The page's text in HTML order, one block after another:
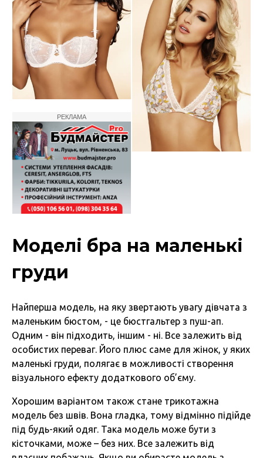
РЕКЛАМА
Моделі бра на маленькі
груди
Найперша модель, на яку звертають увагу дівчата з
маленьким бюстом, - це бюстгальтер з пуш-ап.
Одним - він підходить, іншим - ні. Все залежить від
особистих переваг. Його плюс саме для жінок, у яких
маленькі груди, полягає в можливості створення
візуального ефекту додаткового об’єму.
Хорошим варіантом також стане трикотажна
модель без швів. Вона гладка, тому відмінно підійде
під будь-який одяг. Така модель може бути з
кісточками, може – без них. Все залежить від